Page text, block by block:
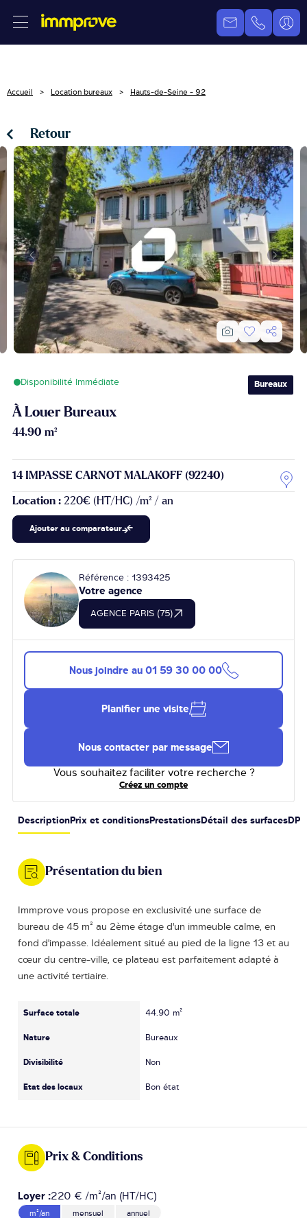
Accueil Location bureaux Hauts-de-Seine - 92
Retour
Disponibilité Immédiate Bureaux
À Louer Bureaux
44.90 m²
14 IMPASSE CARNOT MALAKOFF (92240)
Location : 220€ (HT/HC) /m² / an
Ajouter au comparateur
Référence : 1393425
Votre agence
AGENCE PARIS (75)
Nous joindre au 01 59 30 00 00
Planifier une visite
Nous contacter par message
Vous souhaitez faciliter votre recherche ?
Créez un compte
Description Prix et conditions Prestations Détail des surfaces DPE
Présentation du bien
Immprove vous propose en exclusivité une surface de
bureau de 45 m² au 2ème étage d'un immeuble calme, en
fond d'impasse. Idéalement situé au pied de la ligne 13 et au
cœur du centre-ville, ce plateau est parfaitement adapté à
une activité tertiaire.
Surface totale
Nature
Divisibilité
Etat des locaux
44.90 m²
Bureaux
Non
Bon état
Prix & Conditions
Loyer :220 € /m²/an (HT/HC)
m²/an mensuel annuel